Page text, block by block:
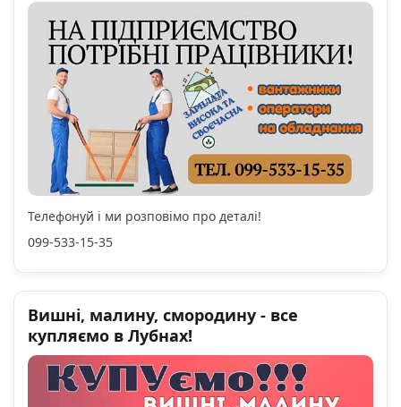
Телефонуй і ми розповімо про деталі!
099-533-15-35
Вишні, малину, смородину - все
купляємо в Лубнах!